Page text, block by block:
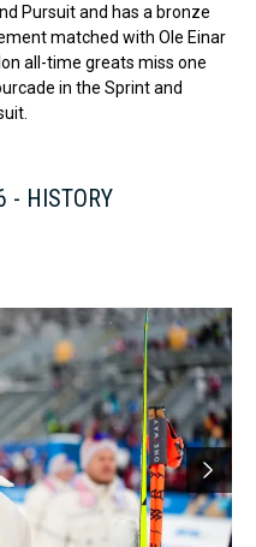
Pursuit and has a bronze
matched with Ole Einar
all-time greats miss one
in the Sprint and
- HISTORY